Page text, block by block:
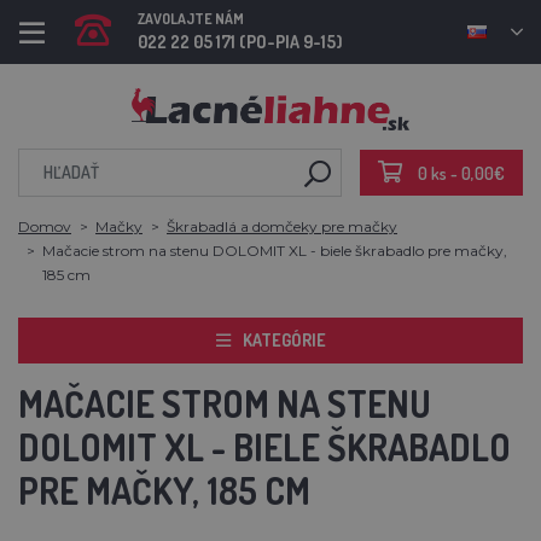
ZAVOLAJTE NÁM
022 22 05 171 (PO-PIA 9-15)
0 ks - 0,00€
Domov Mačky
Škrabadlá a domčeky pre mačky
Mačacie strom na stenu DOLOMIT XL - biele škrabadlo pre mačky,
185 cm
KATEGÓRIE
MAČACIE STROM NA STENU
DOLOMIT XL - BIELE ŠKRABADLO
PRE MAČKY, 185 CM